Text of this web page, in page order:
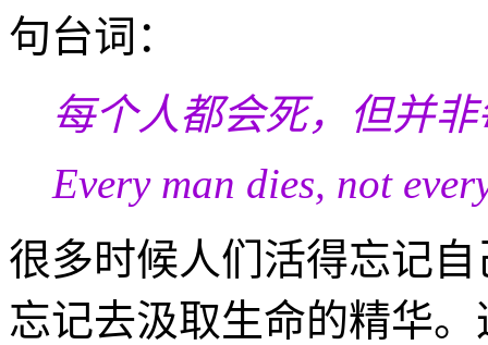
句台词：
每个人都会死，但并
Every man dies, not
很多时候人们活得忘记
忘记去汲取生命的精华